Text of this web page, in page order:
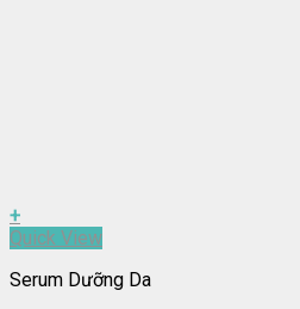
+
Quick View
Serum Dưỡng Da